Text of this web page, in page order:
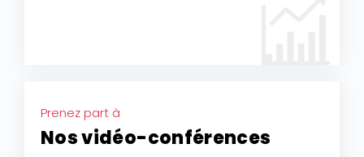
Prenez part à
Nos vidéo-conférences